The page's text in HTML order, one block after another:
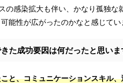
の感染拡大も伴い、かなり孤独な
能性が広がったのかなと感じてい
た成功要因は何だったと思いま
と、コミュニケーションスキル